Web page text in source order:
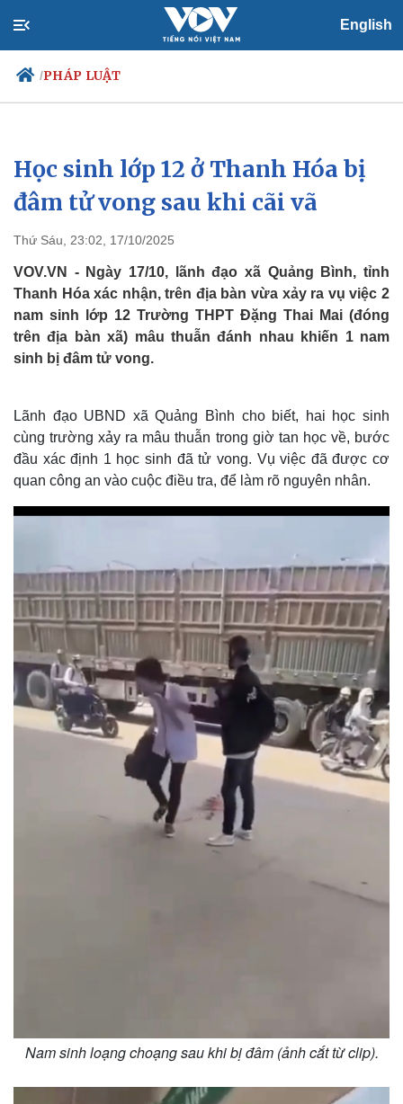
English
/PHÁP LUẬT
Chính trị
Đảng
Tổ chức nhân sự
Nhận diện sự thật
Xã hội
Tin 24h
Dự báo thời tiết
Việc làm
Biển đảo
Học sinh lớp 12 ở Thanh Hóa bị
đâm tử vong sau khi cãi vã
Thứ Sáu, 23:02, 17/10/2025
VOV.VN - Ngày 17/10, lãnh đạo xã Quảng Bình, tỉnh
Thanh Hóa xác nhận, trên địa bàn vừa xảy ra vụ việc 2
nam sinh lớp 12 Trường THPT Đặng Thai Mai (đóng
trên địa bàn xã) mâu thuẫn đánh nhau khiến 1 nam
sinh bị đâm tử vong.
Lãnh đạo UBND xã Quảng Bình cho biết, hai học sinh
cùng trường xảy ra mâu thuẫn trong giờ tan học về, bước
đầu xác định 1 học sinh đã tử vong. Vụ việc đã được cơ
quan công an vào cuộc điều tra, để làm rõ nguyên nhân.
Nam sinh loạng choạng sau khi bị đâm (ảnh cắt từ clip).